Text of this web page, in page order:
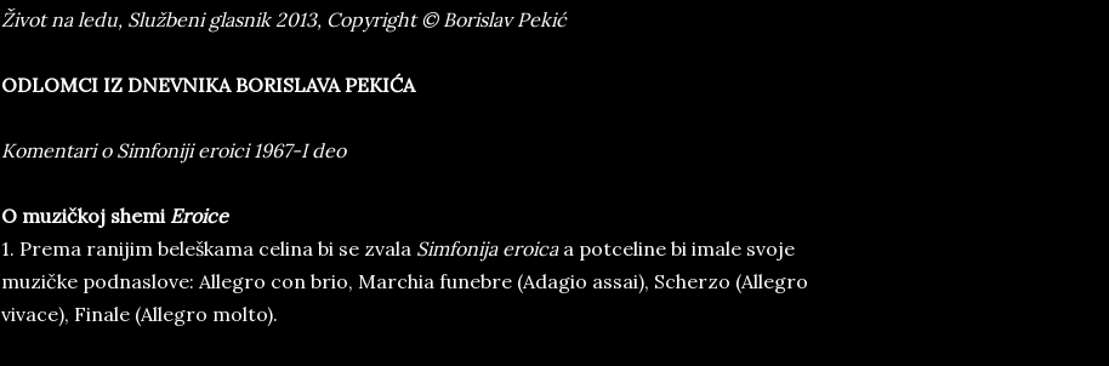
Život na ledu, Službeni glasnik 2013, Copyright © Borislav Pekić
ODLOMCI IZ DNEVNIKA BORISLAVA PEKIĆA
Komentari o Simfoniji eroici 1967-I deo
O muzičkoj shemi Eroice
1. Prema ranijim beleškama celina bi se zvala Simfonija eroicaa potceline bi imale svoje
muzičke podnaslove: Allegro con brio, Marchia funebre (Adagio assai), Scherzo (Allegro
vivace), Finale (Allegro molto).